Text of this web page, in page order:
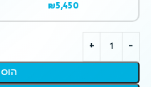
₪5,450